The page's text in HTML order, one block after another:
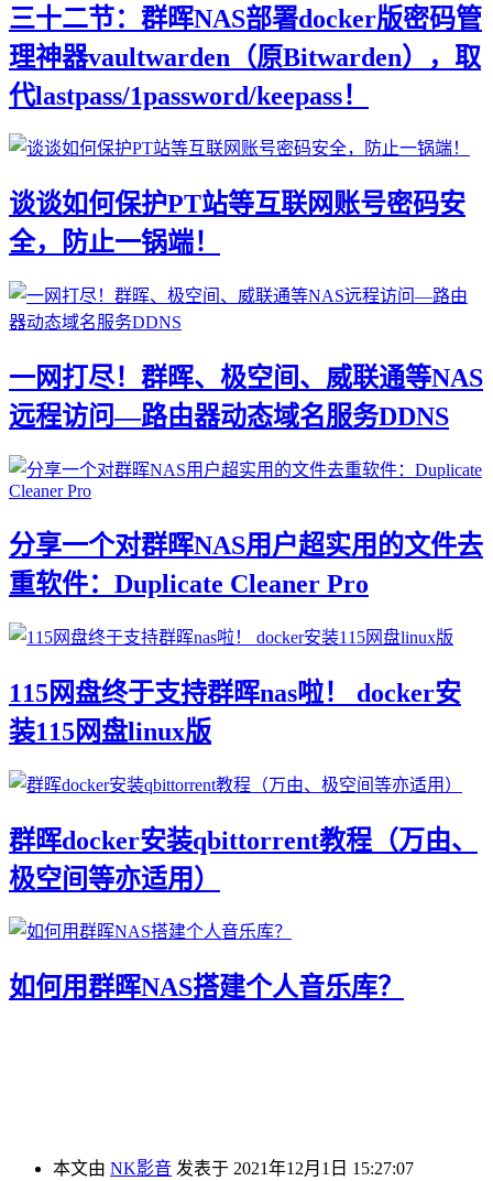
三十二节：群晖NAS部署docker版密码管
理神器vaultwarden（原Bitwarden），取
代lastpass/1password/keepass！
谈谈如何保护PT站等互联网账号密码安
全，防止一锅端！
一网打尽！群晖、极空间、威联通等NAS
远程访问—路由器动态域名服务DDNS
分享一个对群晖NAS用户超实用的文件去
重软件：Duplicate Cleaner Pro
115网盘终于支持群晖nas啦！ docker安
装115网盘linux版
群晖docker安装qbittorrent教程（万由、
极空间等亦适用）
如何用群晖NAS搭建个人音乐库？
本文由 NK影音 发表于 2021年12月1日 15:27:07